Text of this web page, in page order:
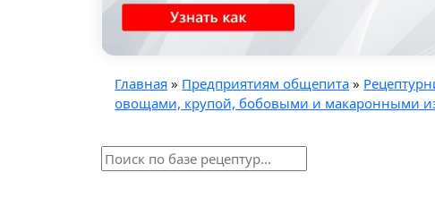
Главная » Предприятиям общепита »
овощами, крупой, бобовыми и макаронными